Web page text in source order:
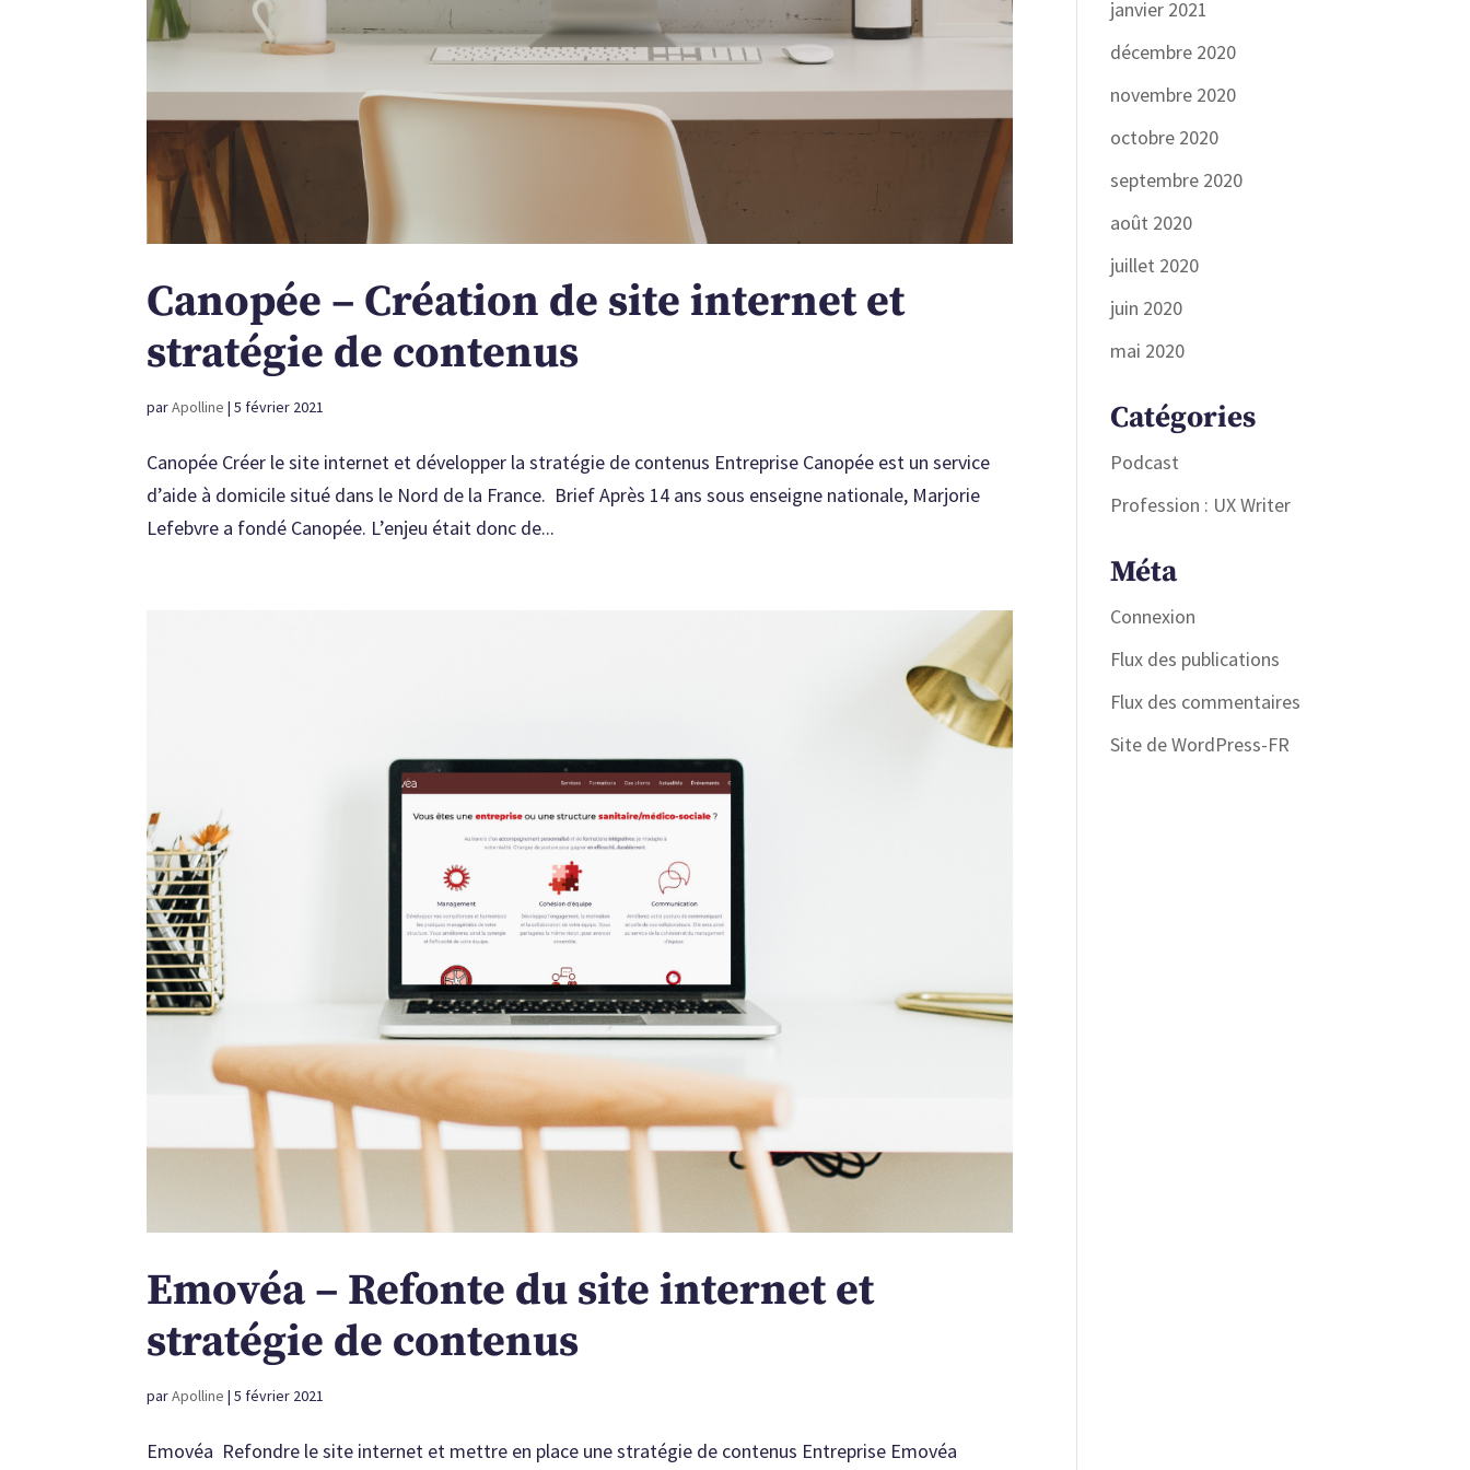
Canopée – Création de site internet et
stratégie de contenus
parApolline |5 février 2021
Canopée Créer le site internet et développer la stratégie de contenus Entreprise Canopée est un service
d’aide à domicile situé dans le Nord de la France. Brief Après 14 ans sous enseigne nationale, Marjorie
Lefebvre a fondé Canopée. L’enjeu était donc de...
Emovéa – Refonte du site internet et
stratégie de contenus
parApolline |5 février 2021
Emovéa Refondre le site internet et mettre en place une stratégie de contenus Entreprise Emovéa
janvier 2021
décembre 2020
novembre 2020
octobre 2020
septembre 2020
août 2020
juillet 2020
juin 2020
mai 2020
Catégories
Podcast
Profession : UX Writer
Méta
Connexion
Flux des publications
Flux des commentaires
Site de WordPress-FR